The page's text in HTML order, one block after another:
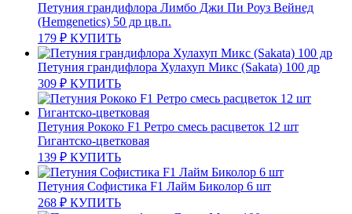
Петуния грандифлора Лимбо Джи Пи Роуз Вейнед
(Hemgenetics) 50 др цв.п.
179 ₽ КУПИТЬ
Петуния грандифлора Хулахуп Микс (Sakata) 100 др
309 ₽ КУПИТЬ
Петуния Рококо F1 Ретро смесь расцветок 12 шт
Гигантско-цветковая
139 ₽ КУПИТЬ
Петуния Софистика F1 Лайм Биколор 6 шт
268 ₽ КУПИТЬ